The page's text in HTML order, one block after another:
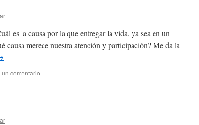
es la causa por la que entregar la vida, ya sea en un
causa merece nuestra atención y participación? Me da la
un comentario